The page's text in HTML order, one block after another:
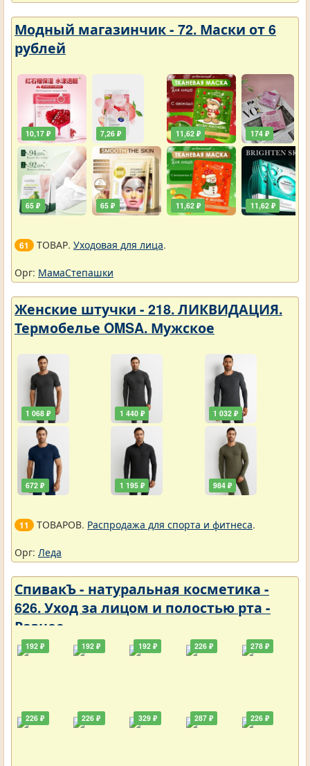
Модный магазинчик - 72. Маски от 6
рублей
10,17 ₽
65 ₽
7,26 ₽
65 ₽
11,62 ₽
11,62 ₽
174 ₽
11,62 ₽
61 ТОВАР. Уходовая для лица.
Орг: МамаСтепашки
Женские штучки - 218. ЛИКВИДАЦИЯ.
Термобелье OMSA. Мужское
1 068 ₽
672 ₽
1 440 ₽
1 195 ₽
1 032 ₽
984 ₽
11 ТОВАРОВ. Распродажа для спорта и фитнеса.
Орг: Леда
СпивакЪ - натуральная косметика -
626. Уход за лицом и полостью рта -
Разное
192 ₽
226 ₽
192 ₽
226 ₽
192 ₽
329 ₽
226 ₽
287 ₽
278 ₽
226 ₽